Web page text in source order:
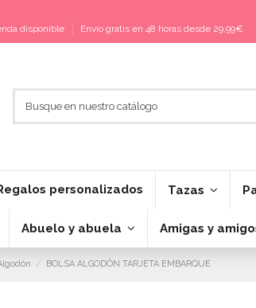
disponible Envío gratis en 48 horas desde 29,99€
personalizados Tazas
Abuelo y abuela Amigas y
BOLSA ALGODÓN TARJETA EMBARQUE